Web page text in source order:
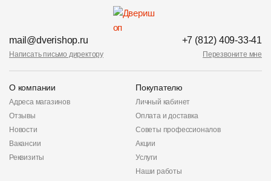
mail@dverishop.ru
Написать письмо директору
+7 (812) 409-33-41
Перезвоните мне
О компании
Адреса магазинов
Отзывы
Новости
Вакансии
Реквизиты
Покупателю
Личный кабинет
Оплата и доставка
Советы профессионалов
Акции
Услуги
Наши работы